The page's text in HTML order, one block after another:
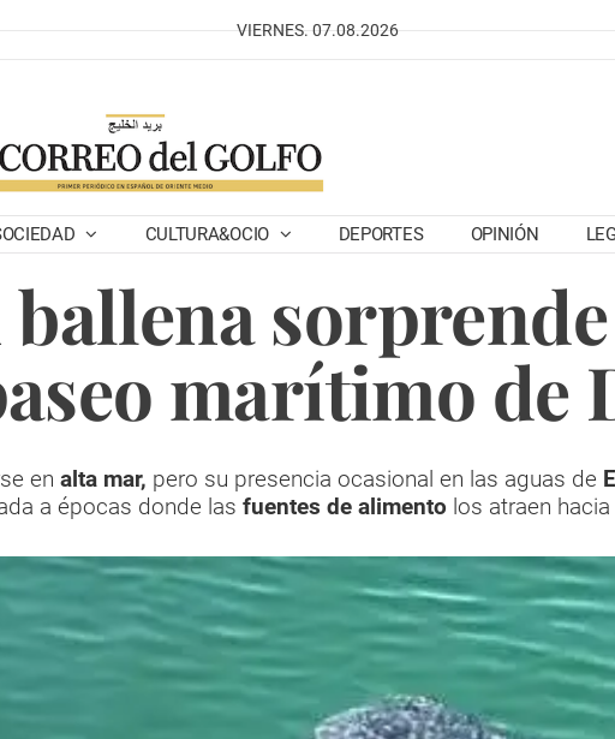
VIERNES. 07.08.2026
CULTURA&OCIO DEPORTES OPINIÓN
marítimo de
en alta mar, pero su presencia ocasional en las aguas de
a épocas donde las fuentes de alimento los atraen